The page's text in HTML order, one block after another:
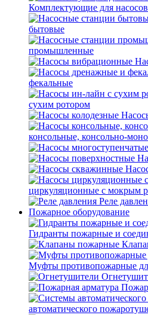
Комплектующие для
бытовые
промышленные
фекальные
сухим ротором
консольные, консольно-
циркуляционные с мокрым
Реле
Пожарное оборудование
Гидранты пожарные и
Муфты противопожарные
автоматического